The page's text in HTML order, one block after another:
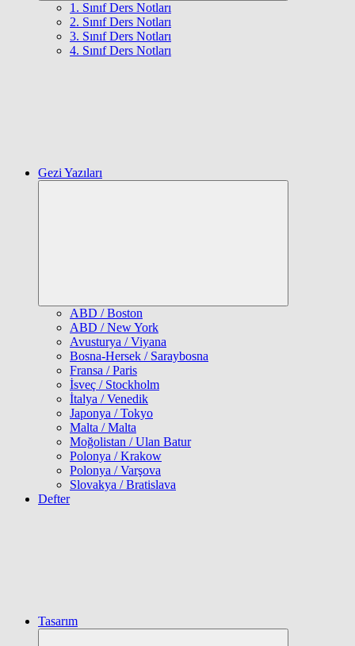
1. Sınıf Ders Notları
2. Sınıf Ders Notları
3. Sınıf Ders Notları
4. Sınıf Ders Notları
Gezi Yazıları
ABD / Boston
ABD / New York
Avusturya / Viyana
Bosna-Hersek / Saraybosna
Fransa / Paris
İsveç / Stockholm
İtalya / Venedik
Japonya / Tokyo
Malta / Malta
Moğolistan / Ulan Batur
Polonya / Krakow
Polonya / Varşova
Slovakya / Bratislava
Defter
Tasarım